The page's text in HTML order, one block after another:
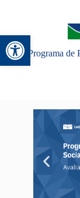
Abrir a
Programa de